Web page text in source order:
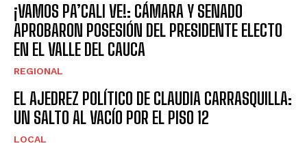
¡VAMOS PA’CALI VE!: CÁMARA Y SENADO
APROBARON POSESIÓN DEL PRESIDENTE ELECTO
EN EL VALLE DEL CAUCA
REGIONAL
EL AJEDREZ POLÍTICO DE CLAUDIA CARRASQUILLA:
UN SALTO AL VACÍO POR EL PISO 12
LOCAL